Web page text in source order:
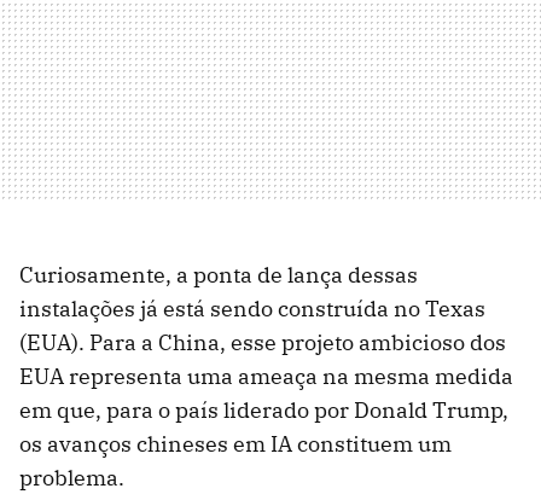
Curiosamente, a ponta de lança dessas
instalações já está sendo construída no Texas
(EUA). Para a China, esse projeto ambicioso dos
EUA representa uma ameaça na mesma medida
em que, para o país liderado por Donald Trump,
os avanços chineses em IA constituem um
problema.